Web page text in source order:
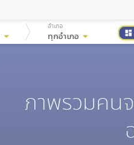
arrow_drop_down
อำเภอ
ทุกอำเภอ arrow_drop_down dashboard
ภาพรวมคน